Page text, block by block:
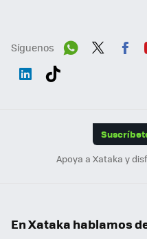
Síguenos
Apoya a Xataka y
En Xataka hablamos